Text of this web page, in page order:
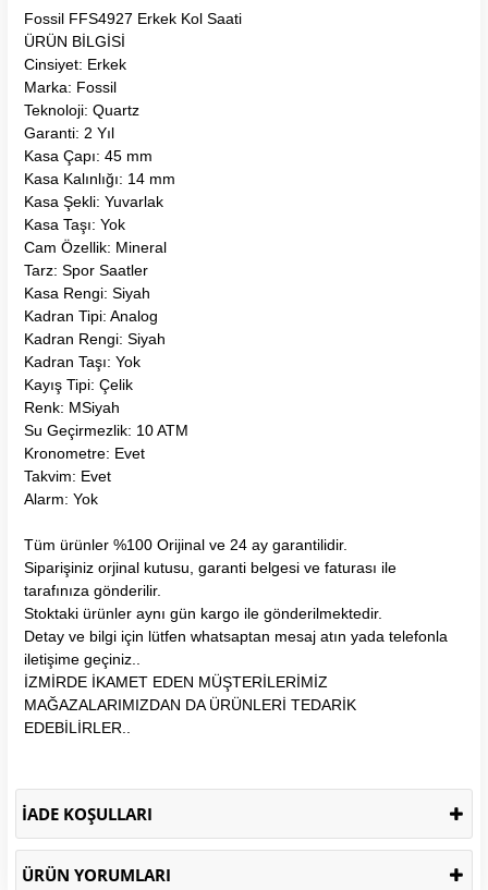
Fossil FFS4927 Erkek Kol Saati
ÜRÜN BİLGİSİ
Cinsiyet: Erkek
Marka: Fossil
Teknoloji: Quartz
Garanti: 2 Yıl
Kasa Çapı: 45 mm
Kasa Kalınlığı: 14 mm
Kasa Şekli: Yuvarlak
Kasa Taşı: Yok
Cam Özellik: Mineral
Tarz: Spor Saatler
Kasa Rengi: Siyah
Kadran Tipi: Analog
Kadran Rengi: Siyah
Kadran Taşı: Yok
Kayış Tipi: Çelik
Renk: MSiyah
Su Geçirmezlik: 10 ATM
Kronometre: Evet
Takvim: Evet
Alarm: Yok
Tüm ürünler %100 Orijinal ve 24 ay garantilidir.
Siparişiniz orjinal kutusu, garanti belgesi ve faturası ile
tarafınıza gönderilir.
Stoktaki ürünler aynı gün kargo ile gönderilmektedir.
Detay ve bilgi için lütfen whatsaptan mesaj atın yada telefonla
iletişime geçiniz..
İZMİRDE İKAMET EDEN MÜŞTERİLERİMİZ
MAĞAZALARIMIZDAN DA ÜRÜNLERİ TEDARİK
EDEBİLİRLER..
İADE KOŞULLARI
ÜRÜN YORUMLARI